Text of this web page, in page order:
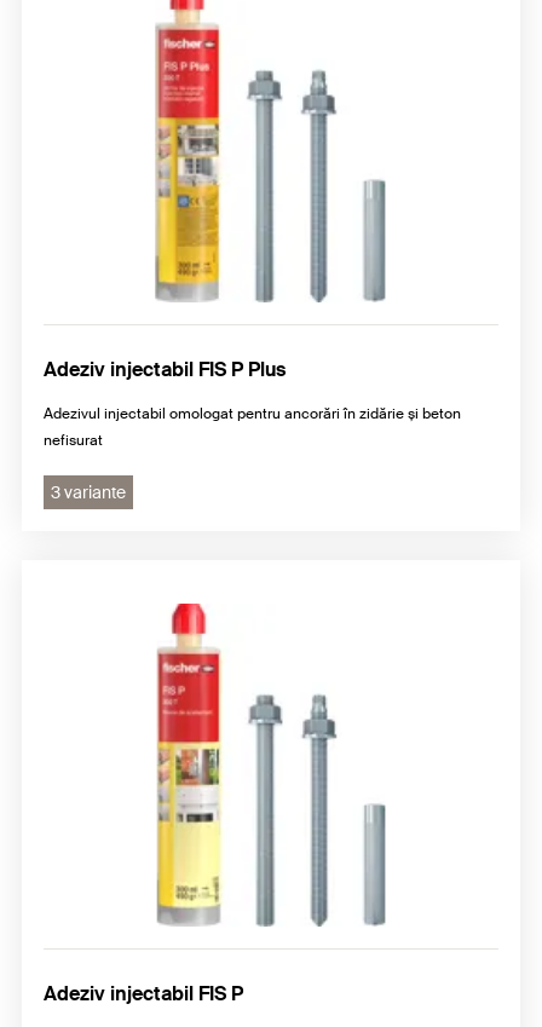
Adeziv injectabil FIS P Plus
Adezivul injectabil omologat pentru ancorări în zidărie și beton
nefisurat
3 variante
Adeziv injectabil FIS P